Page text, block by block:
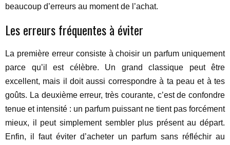
beaucoup d’erreurs au moment de l’achat.
Les erreurs fréquentes à éviter
La première erreur consiste à choisir un parfum uniquement
parce qu’il est célèbre. Un grand classique peut être
excellent, mais il doit aussi correspondre à ta peau et à tes
goûts. La deuxième erreur, très courante, c’est de confondre
tenue et intensité : un parfum puissant ne tient pas forcément
mieux, il peut simplement sembler plus présent au départ.
Enfin, il faut éviter d’acheter un parfum sans réfléchir au